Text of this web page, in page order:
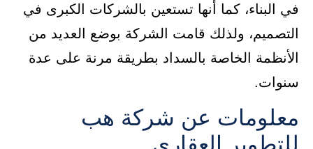
في البناء، كما أنها تستعين بالشركات الكبرى في
التصميم، ولذلك قامت الشركة بوضع العديد من
الأنظمة الخاصة بالسداد بطريقة مرنة على عدة
سنوات.
معلومات عن شركة هب